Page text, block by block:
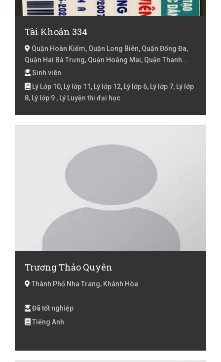
Tài Khoản 334
Quận Hoàn Kiếm, Quận Long Biên, Quận Đống Đa,
Quận Hai Bà Trưng, Quận Hoàng Mai, Quận Thanh
Xuân, Hà Nội
Sinh viên
Lý Lớp 10, Lý lớp 11, Lý lớp 12, Lý lớp 6, Lý lớp 7, Lý lớp
8, Lý lớp 9 , Lý Luyện thi đại học
Trương Thảo Quyên
Thành Phố Nha Trang, Khánh Hòa
Đã tốt nghiệp
Tiếng Anh